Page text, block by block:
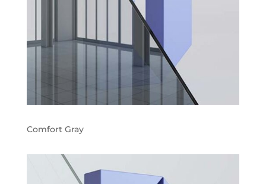
Comfort Gray